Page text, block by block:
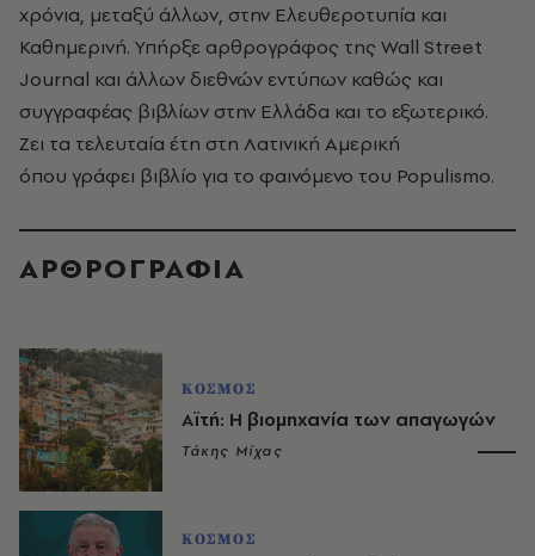
χρόνια, μεταξύ άλλων, στην Ελευθεροτυπία και
Καθημερινή. Υπήρξε αρθρογράφος της Wall Street
Journal και άλλων διεθνών εντύπων καθώς και
συγγραφέας βιβλίων στην Ελλάδα και το εξωτερικό.
Ζει τα τελευταία έτη στη Λατινική Αμερική
όπου γράφει βιβλίο για το φαινόμενο του Populismo.
ΑΡΘΡΟΓΡΑΦΙΑ
ΚΟΣΜΟΣ
Αϊτή: Η βιομηχανία των απαγωγών
Τάκης Μίχας
ΚΟΣΜΟΣ